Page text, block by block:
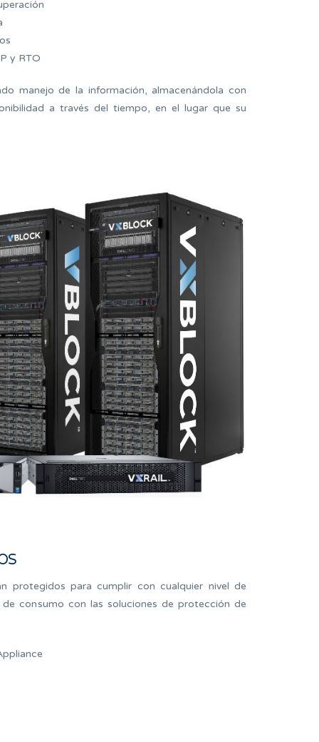
y RTO
manejo de la información, almacenándola con
a través del tiempo, en el lugar que su
protegidos para cumplir con cualquier nivel de
consumo con las soluciones de protección de